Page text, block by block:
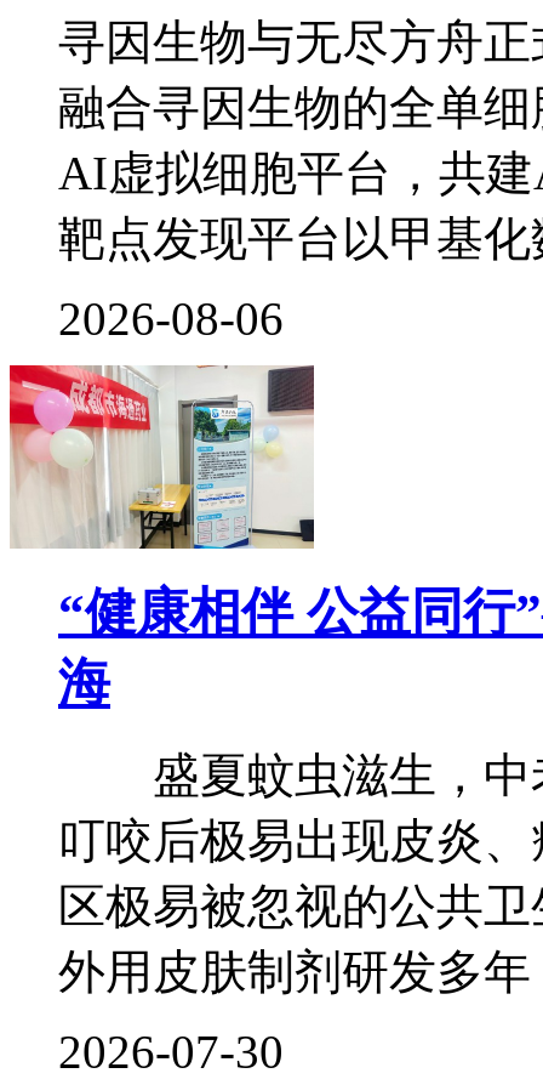
寻因生物与无尽方舟
融合寻因生物的全单
AI虚拟细胞平台，共
靶点发现平台以甲基化
2026-08-06
“健康相伴 公益同
海
盛夏蚊虫滋生，中
叮咬后极易出现皮炎
区极易被忽视的公共
外用皮肤制剂研发多年
2026-07-30